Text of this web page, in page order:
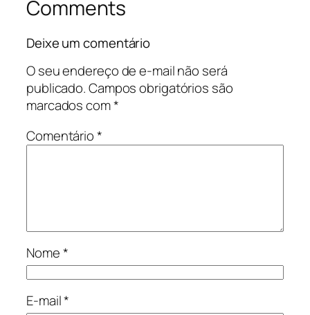
Comments
Deixe um comentário
O seu endereço de e-mail não será
publicado.Campos obrigatórios são
marcados com*
Comentário*
Nome*
E-mail*